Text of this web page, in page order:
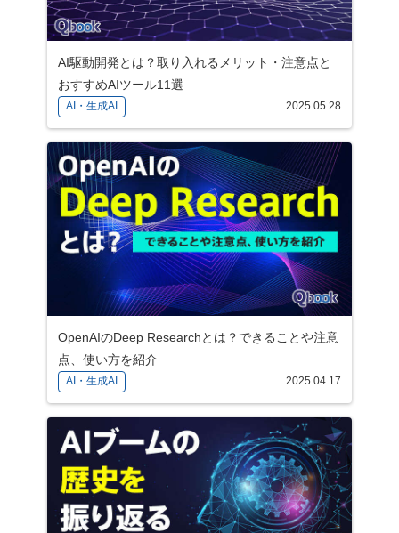
AI駆動開発とは？取り入れるメリット・注意点と
おすすめAIツール11選
AI・生成AI 2025.05.28
OpenAIのDeep Researchとは？できることや注意
点、使い方を紹介
AI・生成AI 2025.04.17